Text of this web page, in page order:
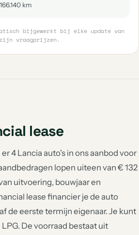
166.140 km
bijgewerkt bij elke update van
vraagprijzen.
lease
4 Lancia auto's in ons aanbod voor
lopen uiteen van € 132
uitvoering, bouwjaar en
lease financier je de auto
de eerste termijn eigenaar. Je kunt
De voorraad bestaat uit